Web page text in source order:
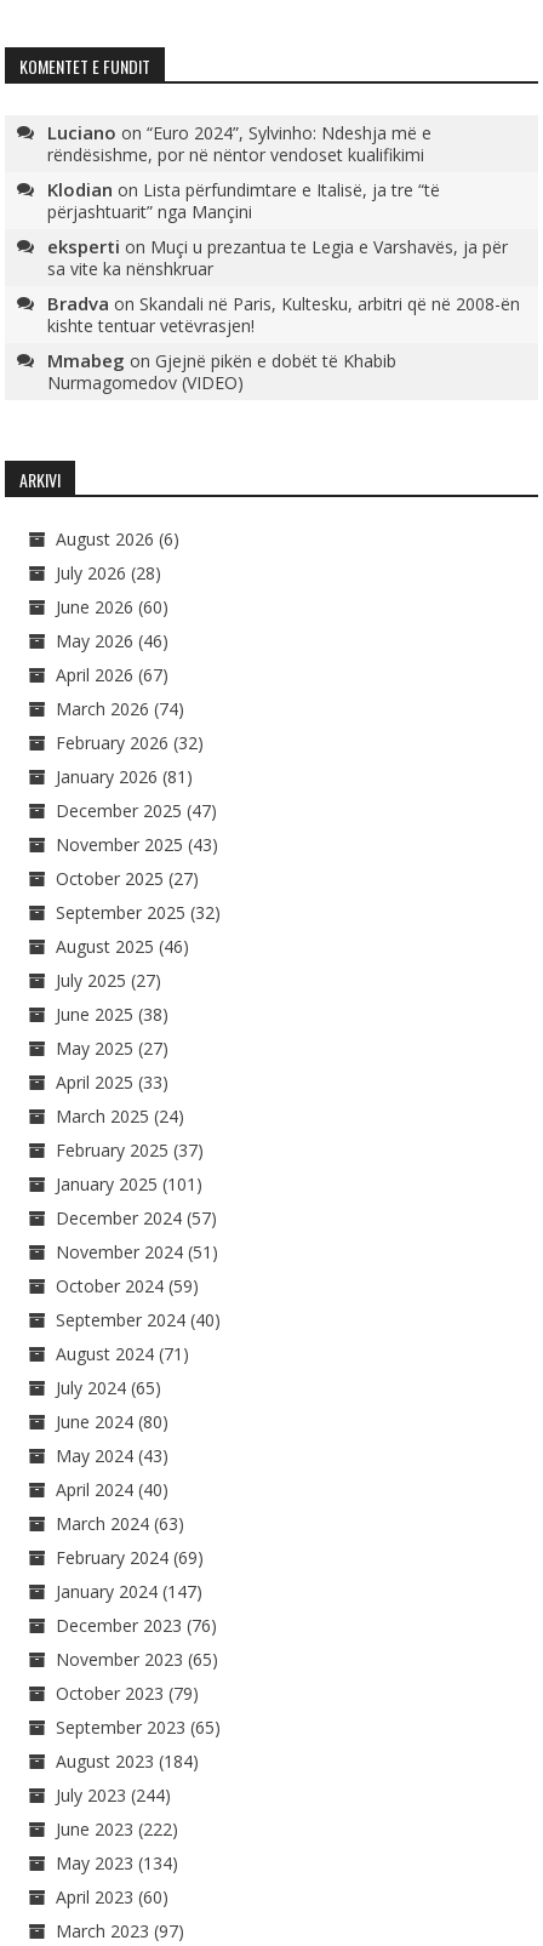
KOMENTET E FUNDIT
Luciano on“Euro 2024”, Sylvinho: Ndeshja më e
rëndësishme, por në nëntor vendoset kualifikimi
Klodian on Lista përfundimtare e Italisë, ja tre “të
përjashtuarit” nga Mançini
eksperti on Muçi u prezantua te Legia e Varshavës, ja për
sa vite ka nënshkruar
Bradva onSkandali në Paris, Kultesku, arbitri që në 2008-ën
kishte tentuar vetëvrasjen!
Mmabeg onGjejnë pikën e dobët të Khabib
Nurmagomedov (VIDEO)
ARKIVI
August 2026 (6)
July 2026 (28)
June 2026 (60)
May 2026 (46)
April 2026 (67)
March 2026 (74)
February 2026 (32)
January 2026 (81)
December 2025 (47)
November 2025 (43)
October 2025 (27)
September 2025 (32)
August 2025 (46)
July 2025 (27)
June 2025 (38)
May 2025 (27)
April 2025 (33)
March 2025 (24)
February 2025 (37)
January 2025 (101)
December 2024 (57)
November 2024 (51)
October 2024 (59)
September 2024 (40)
August 2024 (71)
July 2024 (65)
June 2024 (80)
May 2024 (43)
April 2024 (40)
March 2024 (63)
February 2024 (69)
January 2024 (147)
December 2023 (76)
November 2023 (65)
October 2023 (79)
September 2023 (65)
August 2023 (184)
July 2023 (244)
June 2023 (222)
May 2023 (134)
April 2023 (60)
March 2023 (97)